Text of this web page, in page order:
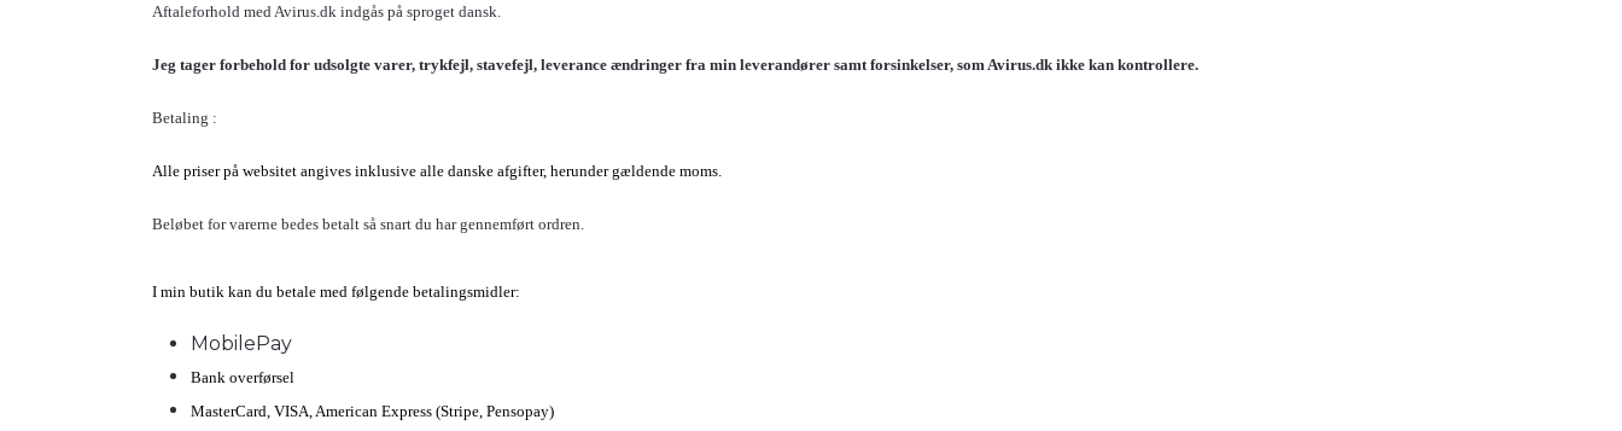
Aftaleforhold med Avirus.dk indgås på sproget dansk.
Jeg tager forbehold for udsolgte varer, trykfejl, stavefejl, leverance ændringer fra min leverandører samt forsinkelser, somAvirus.dk ikke kan kontrollere.
Betaling :
Alle priser på websitet angives inklusive alle danske afgifter, herunder gældende moms.
Beløbet for varerne bedes betalt så snart du har gennemført ordren.
I min butik kan du betale med følgende betalingsmidler:
MobilePay
Bank overførsel
MasterCard, VISA, American Express (Stripe, Pensopay)